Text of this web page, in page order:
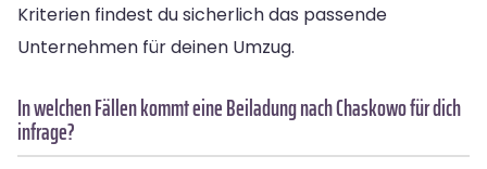
Kriterien findest du sicherlich das passende
Unternehmen für deinen Umzug.
In welchen Fällen kommt eine Beiladung nach Chaskowo für dich
infrage?